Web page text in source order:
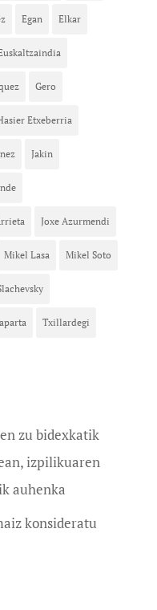
Egan Elkar
Gero
Etxeberria
Jakin
Joxe Azurmendi
Mikel Lasa Mikel Soto
Txillardegi
zu bidexkatik
izpilikuaren
auhenka
konsideratu